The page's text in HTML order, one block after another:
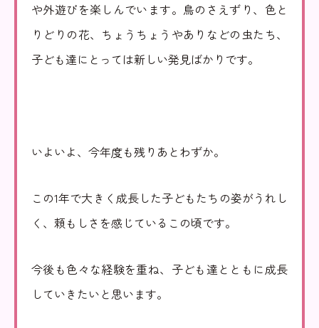
法人情報 お知らせ
寄附支援 後援会
里山動画 情報公開
お問い合わせ 個人情報の保護
や外遊びを楽しんでいます。鳥のさえずり、色と
りどりの花、ちょうちょうやありなどの虫たち、
子ども達にとっては新しい発見ばかりです。
いよいよ、今年度も残りあとわずか。
この1年で大きく成長した子どもたちの姿がうれし
く、頼もしさを感じているこの頃です。
今後も色々な経験を重ね、子ども達とともに成長
していきたいと思います。